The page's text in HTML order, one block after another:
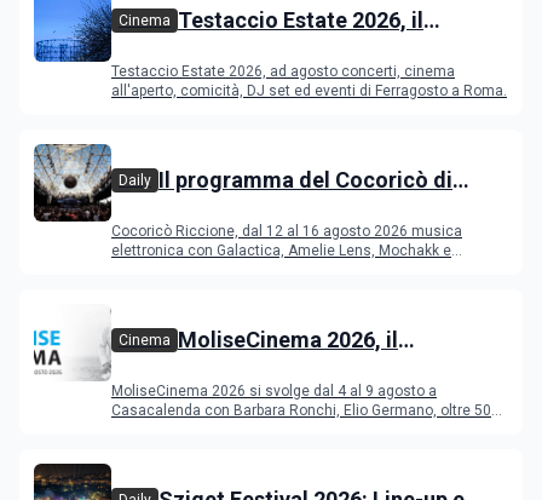
Cinema Testaccio Estate 2026, il
Ferragosto
Testaccio Estate 2026, ad agosto concerti, cinema
all'aperto, comicità, DJ set ed eventi di Ferragosto a Roma.
Daily Il programma del Cocoricò di
Cocoricò Riccione, dal 12 al 16 agosto 2026 musica
elettronica con Galactica, Amelie Lens, Mochakk e
Cinema MoliseCinema 2026, il
MoliseCinema 2026 si svolge dal 4 al 9 agosto a
Casacalenda con Barbara Ronchi, Elio Germano, oltre 50